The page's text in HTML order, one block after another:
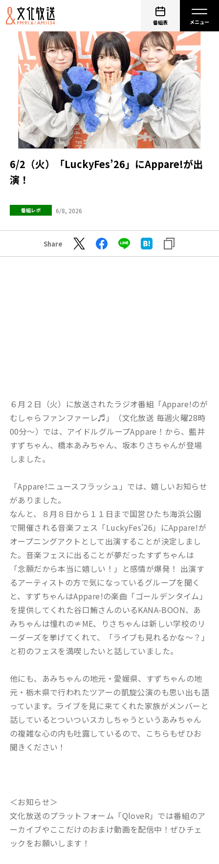
番組表
6/2（火）「LuckyFes’26」にAppare!が出
演！
番組レポ 6/8, 2026
Share
６月２日（火）に放送されたラジオ番組「Appare!のが
むしゃらファンファーレ♬」（文化放送 毎週火曜28時
00分～）では、アイドルグループAppare！から、藍井
すずちゃん、橋本あみちゃん、坂本りさちゃんが登場
しました。
「Appare!ニュースフラッシュ」では、嬉しいお知らせ
がありました。
なんと、８月８日から１１日まで国営ひたち海浜公園
で開催される音楽フェス「LuckyFes'26」にAppare!が
オープニングアクトとして出演することが決定しまし
た。音楽フェスに出ることが夢だったすずちゃんは
「念願だから本当に嬉しい！」と感情が爆発！ 出演す
るアーティストの方で気になっているグループを聞く
と、すずちゃんはAppare!の楽曲「ゴールデンタイム」
を提供してくれた谷口鮪さんのいるKANA-BOON、あ
みちゃんは憧れの≠ME、りさちゃんは新しい学校のリ
ーダーズを挙げてくれて、「ライブも見れるかな～？」
と初のフェスを満喫したいと話していました。
他にも、あみちゃんの地元・愛媛県、すずちゃんの地
元・栃木県で行われたツアーの凱旋公演のも思い出も語
っています。ライブを見に来てくれた家族がメンバーと
話しているとついついスカしちゃうというあみちゃん
の複雑な心の内も吐露しているので、こちらもぜひお
聞きください！
＜お知らせ＞
文化放送のプラットフォーム「QloveR」では番組のア
ーカイブやここだけのおまけ動画を配信中！ぜひチェ
ックをお願いします！